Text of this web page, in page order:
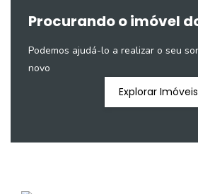
Procurando o imóvel
Podemos ajudá-lo a realizar o seu
novo
Explorar Imóveis